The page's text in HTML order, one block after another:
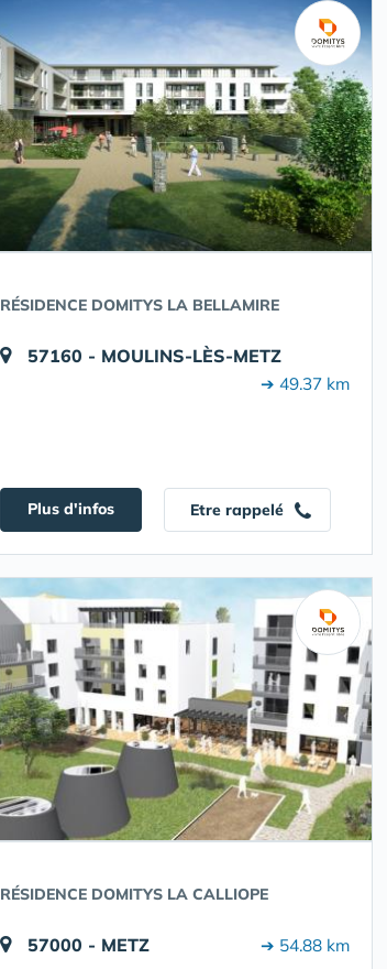
RÉSIDENCE DOMITYS LA BELLAMIRE
57160 - MOULINS-LÈS-METZ
➔ 49.37 km
Plus d'infos Etre rappelé
RÉSIDENCE DOMITYS LA CALLIOPE
57000 - METZ ➔ 54.88 km